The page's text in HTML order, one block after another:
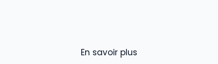
En savoir plus